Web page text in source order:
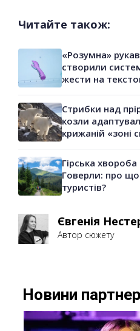
Читайте також:
«Розумна»
створили
жести на
Стрибки над
козли
крижаній «зоні
Гірська
Говерли: про що
туристів?
Євгенія
Автор сюжету